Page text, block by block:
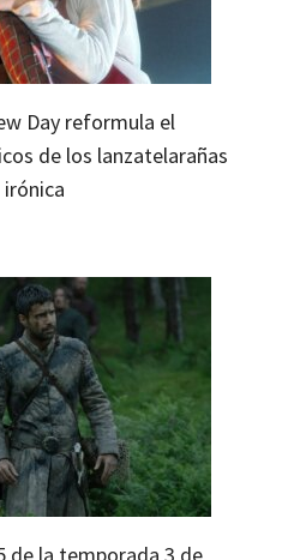
Day reformula el
de los lanzatelarañas
de la temporada 3 de